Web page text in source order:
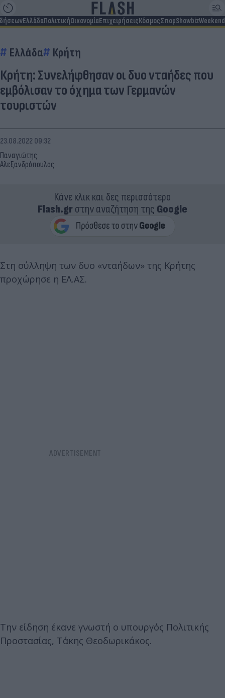
ΕλλάδαΠολιτικήΟικονομίαΕπιχειρήσειςΚόσμοςΣπορShowbizWeekend
Ελλάδα Κρήτη
Κρήτη: Συνελήφθησαν οι δυο νταήδες που
εμβόλισαν το όχημα των Γερμανών
τουριστών
Παναγιώτης
Αλεξανδρόπουλος
23.08.2022 09:32
Κάνε κλικ και δες περισσότερο
Flash.grστην αναζήτηση της Google
Στη σύλληψη των δυο «νταήδων» της Κρήτης
προχώρησε η ΕΛ.ΑΣ.
Την είδηση έκανε γνωστή ο υπουργός Πολιτικής
Προστασίας, Τάκης Θεοδωρικάκος.